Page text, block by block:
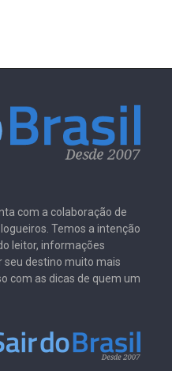
com a colaboração de
Temos a intenção
leitor, informações
seu destino muito mais
com as dicas de quem um